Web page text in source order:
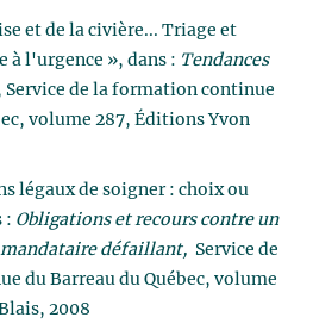
et de la civière... Triage et
à l'urgence », dans : Tendances
Service de la formation continue
volume 287, Éditions Yvon
légaux de soigner : choix ou
: Obligations et recours contre un
défaillant, Service de
du Barreau du Québec, volume
2008